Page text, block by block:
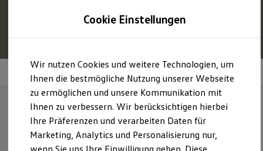
Hauptinhalt
springen
Footer
springen
Profitieren Sie von bis zu6.000 € 1
VolkswagenID. oder
Hybridmodelle.
Mehr zur E‑Auto-Förderung
Modelle und Konfigurator
Konfigurator
Modelle vergleichen
Konfiguration laden
Autosuche
Elektroautos
Sportpakete
Ganz auf Ihren Fahrstil
Cookie Einstellungen
Wir nutzen Cookies und weitere Technologien, um
Ihnen die bestmögliche Nutzung unserer Webseite
zu ermöglichen und unsere Kommunikation mit
Ihnen zu verbessern. Wir berücksichtigen hierbei
Ihre Präferenzen und verarbeiten Daten für
Marketing, Analytics und Personalisierung nur,
wenn Sie uns Ihre Einwilligung geben. Diese